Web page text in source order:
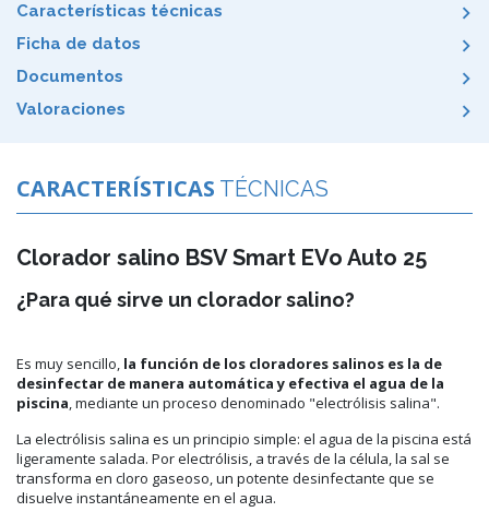
Características técnicas
Ficha de datos
Documentos
Valoraciones
CARACTERÍSTICAS TÉCNICAS
Clorador salino BSV Smart EVo Auto 25
¿Para qué sirve un clorador salino?
Es muy sencillo, la función de los cloradores salinos es la de
desinfectar de manera automática y efectiva el agua de la
piscina, mediante un proceso denominado "electrólisis salina".
La electrólisis salina es un principio simple: el agua de la piscina está
ligeramente salada. Por electrólisis, a través de la célula, la sal se
transforma en cloro gaseoso, un potente desinfectante que se
disuelve instantáneamente en el agua.